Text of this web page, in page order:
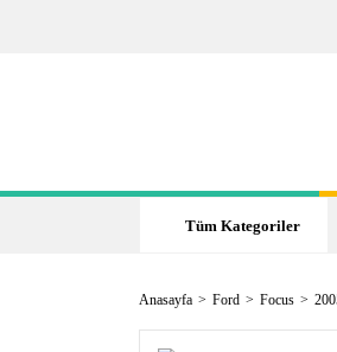
Tüm Kategoriler
Anasayfa Ford Focus